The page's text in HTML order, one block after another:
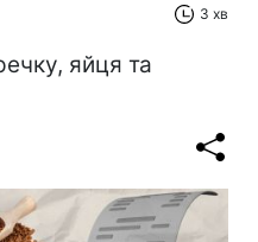
3 хв
яйця та